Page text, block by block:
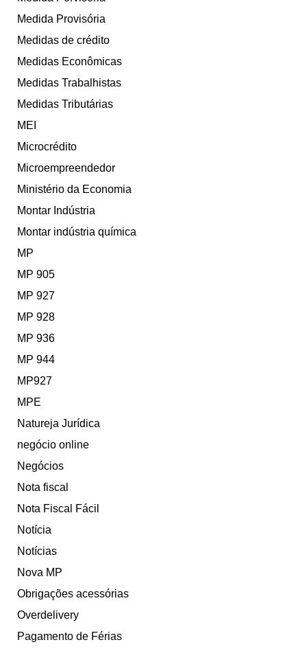
Medida Provisória
Medidas de crédito
Medidas Econômicas
Medidas Trabalhistas
Medidas Tributárias
MEI
Microcrédito
Microempreendedor
Ministério da Economia
Montar Indústria
Montar indústria química
MP
MP 905
MP 927
MP 928
MP 936
MP 944
MP927
MPE
Natureja Jurídica
negócio online
Negócios
Nota fiscal
Nota Fiscal Fácil
Notícia
Notícias
Nova MP
Obrigações acessórias
Overdelivery
Pagamento de Férias